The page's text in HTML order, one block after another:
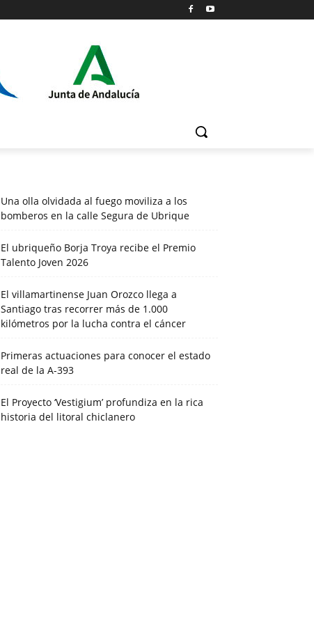
Una olla olvidada al fuego moviliza a los
bomberos en la calle Segura de Ubrique
El ubriqueño Borja Troya recibe el Premio
Talento Joven 2026
El villamartinense Juan Orozco llega a
Santiago tras recorrer más de 1.000
kilómetros por la lucha contra el cáncer
Primeras actuaciones para conocer el estado
real de la A-393
El Proyecto ‘Vestigium’ profundiza en la rica
historia del litoral chiclanero